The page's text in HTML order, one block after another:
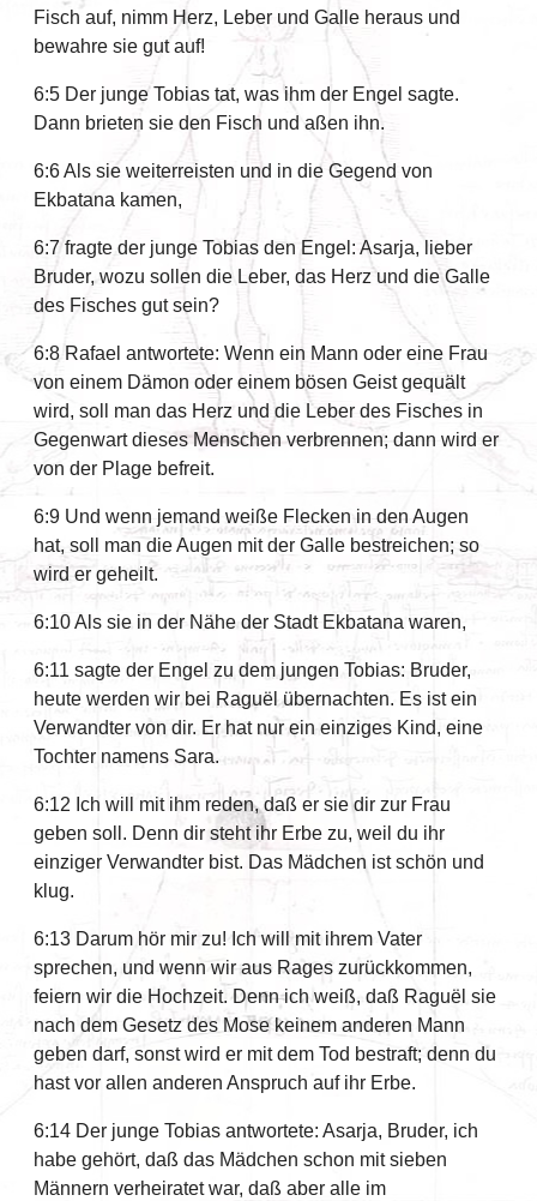
Fisch auf, nimm Herz, Leber und Galle heraus und
bewahre sie gut auf!
6:5 Der junge Tobias tat, was ihm der Engel sagte.
Dann brieten sie den Fisch und aßen ihn.
6:6 Als sie weiterreisten und in die Gegend von
Ekbatana kamen,
6:7 fragte der junge Tobias den Engel: Asarja, lieber
Bruder, wozu sollen die Leber, das Herz und die Galle
des Fisches gut sein?
6:8 Rafael antwortete: Wenn ein Mann oder eine Frau
von einem Dämon oder einem bösen Geist gequält
wird, soll man das Herz und die Leber des Fisches in
Gegenwart dieses Menschen verbrennen; dann wird er
von der Plage befreit.
6:9 Und wenn jemand weiße Flecken in den Augen
hat, soll man die Augen mit der Galle bestreichen; so
wird er geheilt.
6:10 Als sie in der Nähe der Stadt Ekbatana waren,
6:11 sagte der Engel zu dem jungen Tobias: Bruder,
heute werden wir bei Raguël übernachten. Es ist ein
Verwandter von dir. Er hat nur ein einziges Kind, eine
Tochter namens Sara.
6:12 Ich will mit ihm reden, daß er sie dir zur Frau
geben soll. Denn dir steht ihr Erbe zu, weil du ihr
einziger Verwandter bist. Das Mädchen ist schön und
klug.
6:13 Darum hör mir zu! Ich will mit ihrem Vater
sprechen, und wenn wir aus Rages zurückkommen,
feiern wir die Hochzeit. Denn ich weiß, daß Raguël sie
nach dem Gesetz des Mose keinem anderen Mann
geben darf, sonst wird er mit dem Tod bestraft; denn du
hast vor allen anderen Anspruch auf ihr Erbe.
6:14 Der junge Tobias antwortete: Asarja, Bruder, ich
habe gehört, daß das Mädchen schon mit sieben
Männern verheiratet war, daß aber alle im